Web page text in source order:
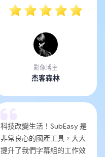
影像博主
杰客森林
科技改變生活！SubEasy 是
非常良心的國產工具，大大
提升了我們字幕組的工作效